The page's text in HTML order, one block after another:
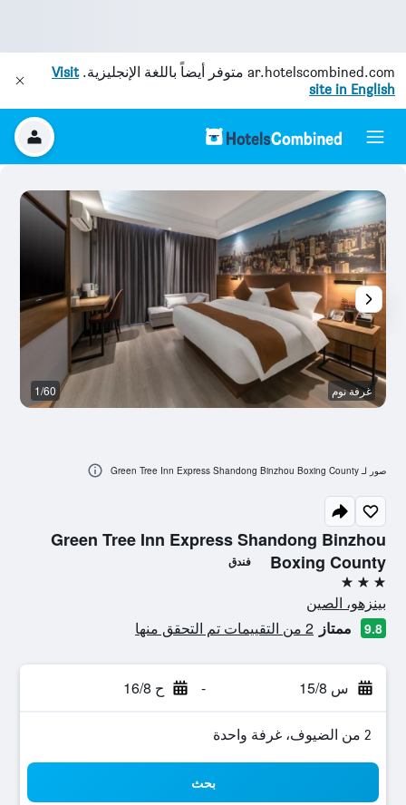
ar.hotelscombined.com متوفر أيضاً باللغة الإنجليزية.Visit
site in English
Green Tree Inn Express Shandong Binzhou
Boxing County
فندق
3 نجوم
بينزهو، الصين
9.8 ممتاز 2 من التقييمات تم التحقق منها
س 15/8 - ح 16/8
2 من الضيوف، غرفة واحدة
بحث
غرفة نوم 1/60
صور لـ Green Tree Inn Express Shandong Binzhou Boxing County